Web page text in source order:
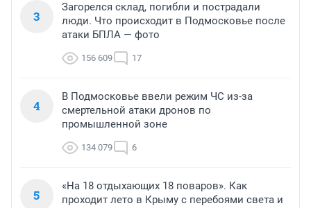
3
Загорелся склад, погибли и пострадали
люди. Что происходит в Подмосковье после
атаки БПЛА — фото
156 609 17
4
В Подмосковье ввели режим ЧС из-за
смертельной атаки дронов по
промышленной зоне
134 079 6
5
«На 18 отдыхающих 18 поваров». Как
проходит лето в Крыму с перебоями света и